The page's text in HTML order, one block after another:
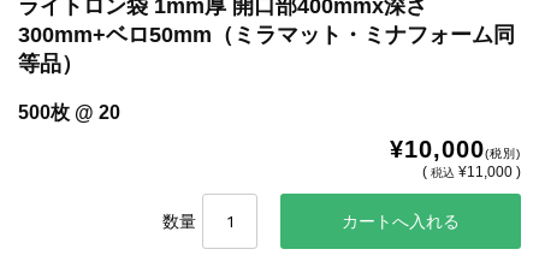
ライトロン袋 1mm厚 開口部400mmx深さ
300mm+ベロ50mm（ミラマット・ミナフォーム同
等品）
500枚 @ 20
¥10,000(税別)
(税込 ¥11,000 )
数量